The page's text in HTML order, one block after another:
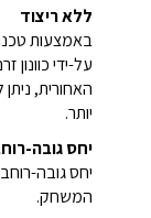
ללא ריצוד
על-ידי
האחורית,
יותר.
יחס גובה-רוחב
המשחק.